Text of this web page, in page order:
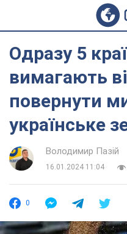
Одразу 5
вимагають
повернути
українське
Володимир Пазій
16.01.2024 11:04
0